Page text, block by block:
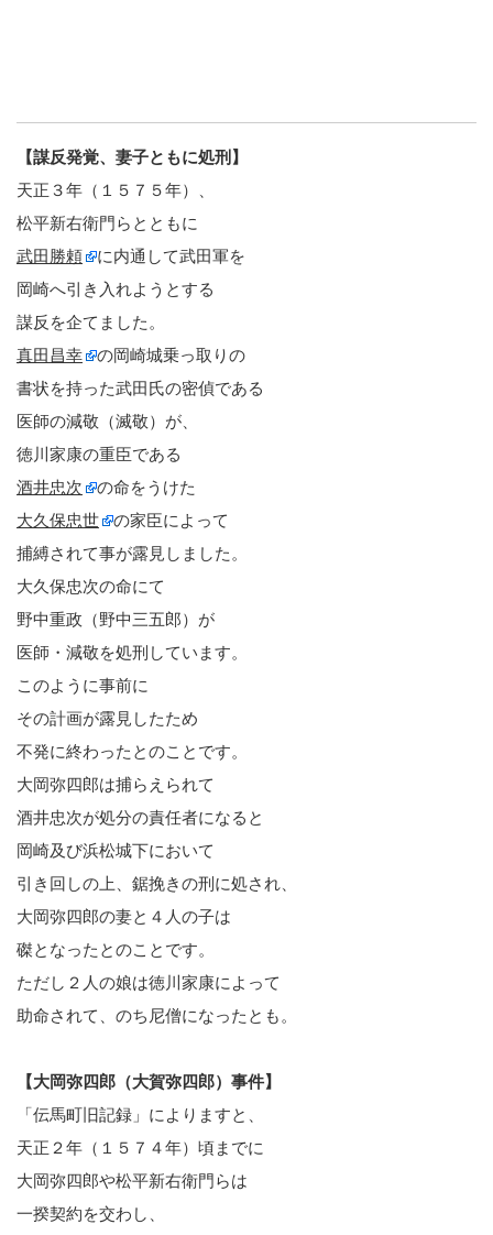
【謀反発覚、妻子ともに処刑】
天正３年（１５７５年）、
松平新右衛門らとともに
武田勝頼
に内通して武田軍を
岡崎へ引き入れようとする
謀反を企てました。
真田昌幸
の岡崎城乗っ取りの
書状を持った武田氏の密偵である
医師の減敬（滅敬）が、
徳川家康の重臣である
酒井忠次
の命をうけた
大久保忠世
の家臣によって
捕縛されて事が露見しました。
大久保忠次の命にて
野中重政（野中三五郎）が
医師・減敬を処刑しています。
このように事前に
その計画が露見したため
不発に終わったとのことです。
大岡弥四郎は捕らえられて
酒井忠次が処分の責任者になると
岡崎及び浜松城下において
引き回しの上、鋸挽きの刑に処され、
大岡弥四郎の妻と４人の子は
磔となったとのことです。
ただし２人の娘は徳川家康によって
助命されて、のち尼僧になったとも。
【大岡弥四郎（大賀弥四郎）事件】
「伝馬町旧記録」によりますと、
天正２年（１５７４年）頃までに
大岡弥四郎や松平新右衛門らは
一揆契約を交わし、